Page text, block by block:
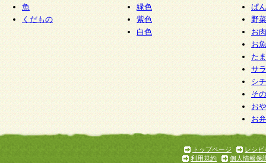
魚
くだもの
緑色
紫色
白色
ぱん
野
お
お
た
サ
シ
そ
お
お
トップページ
レシピ
利用規約
個人情報保